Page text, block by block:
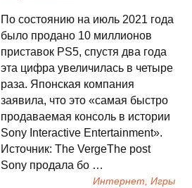
По состоянию на июль 2021 года
было продано 10 миллионов
приставок PS5, спустя два года
эта цифра увеличилась в четыре
раза. Японская компания
заявила, что это «самая быстро
продаваемая консоль в истории
Sony Interactive Entertainment».
Источник: The VergeThe post
Sony продала бо …
Интернет, Игры